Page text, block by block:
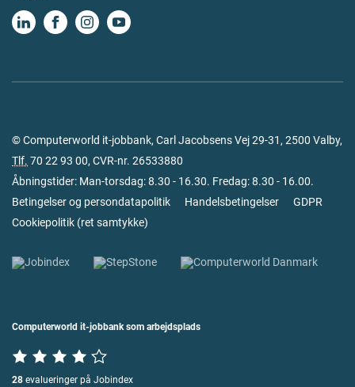
© Computerworld it-jobbank, Carl Jacobsens Vej 29-31, 2500 Valby,
Tlf. 70 22 93 00, CVR-nr. 26533880
Åbningstider: Man-torsdag: 8.30 - 16.30. Fredag: 8.30 - 16.00.
Betingelser og persondatapolitik
Handelsbetingelser
GDPR
Cookiepolitik (ret samtykke)
Computerworld it-jobbank som arbejdsplads
28 evalueringer på Jobindex